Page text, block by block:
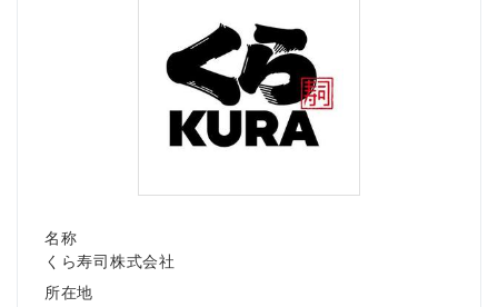
名称
くら寿司株式会社
所在地